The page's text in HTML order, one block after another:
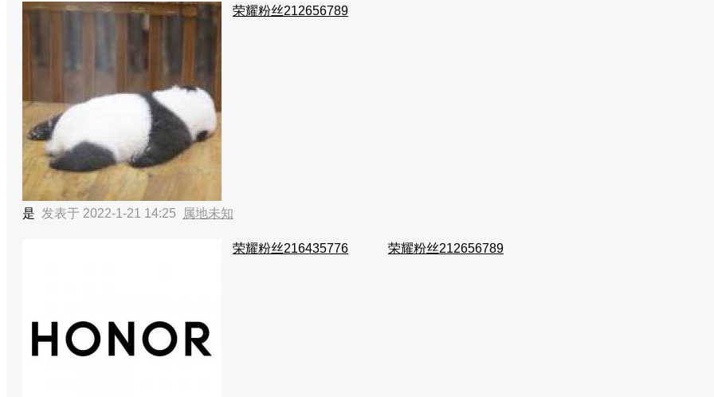
荣耀粉丝212656789
是 发表于 2022-1-21 14:25 属地未知
荣耀粉丝216435776 荣耀粉丝212656789